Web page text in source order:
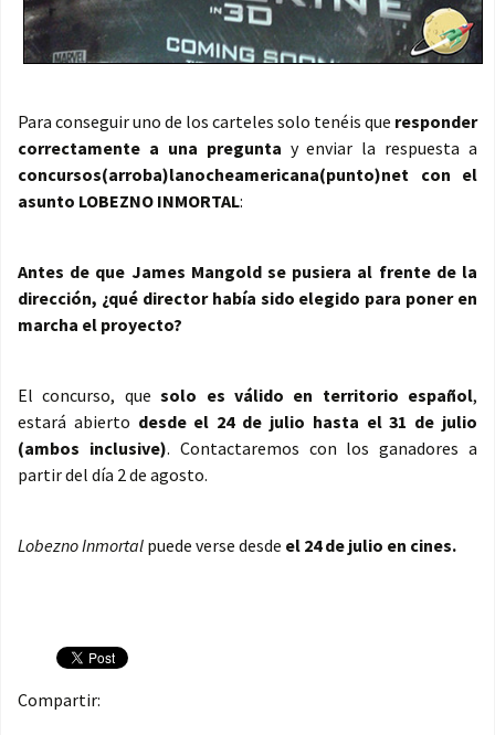
Para conseguir uno de los carteles solo tenéis que responder
correctamente a una pregunta y enviar la respuesta a
concursos(arroba)lanocheamericana(punto)net con el
asunto LOBEZNO INMORTAL:
Antes de que James Mangold se pusiera al frente de la
dirección, ¿qué director había sido elegido para poner en
marcha el proyecto?
El concurso, quesolo es válido en territorio español,
estará abierto desde el 24 de julio hasta el 31 de julio
(ambos inclusive). Contactaremos con los ganadores a
partir del día 2 de agosto.
Lobezno Inmortal puede verse desde el 24 de julio en cines.
Compartir: